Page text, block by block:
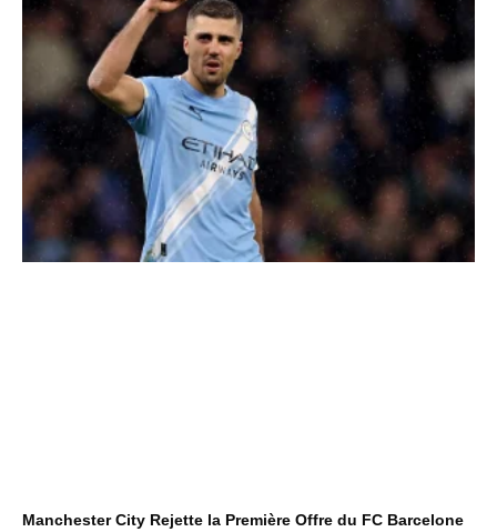
Manchester City Rejette la Première Offre du FC Barcelone